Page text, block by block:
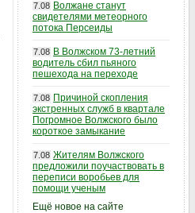
7.08 Волжане станут
свидетелями метеорного
потока Персеиды
7.08 В Волжском 73-летний
водитель сбил пьяного
пешехода на переходе
7.08 Причиной скопления
экстренных служб в квартале
Погромное Волжского было
короткое замыкание
7.08 Жителям Волжского
предложили поучаствовать в
переписи воробьев для
помощи ученым
Ещё новое на сайте